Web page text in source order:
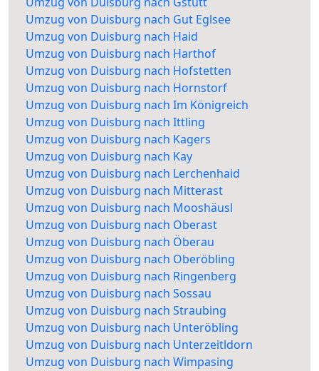
Umzug von Duisburg nach Gut Eglsee
Umzug von Duisburg nach Haid
Umzug von Duisburg nach Harthof
Umzug von Duisburg nach Hofstetten
Umzug von Duisburg nach Hornstorf
Umzug von Duisburg nach Im Königreich
Umzug von Duisburg nach Ittling
Umzug von Duisburg nach Kagers
Umzug von Duisburg nach Kay
Umzug von Duisburg nach Lerchenhaid
Umzug von Duisburg nach Mitterast
Umzug von Duisburg nach Mooshäusl
Umzug von Duisburg nach Oberast
Umzug von Duisburg nach Öberau
Umzug von Duisburg nach Oberöbling
Umzug von Duisburg nach Ringenberg
Umzug von Duisburg nach Sossau
Umzug von Duisburg nach Straubing
Umzug von Duisburg nach Unteröbling
Umzug von Duisburg nach Unterzeitldorn
Umzug von Duisburg nach Wimpasing